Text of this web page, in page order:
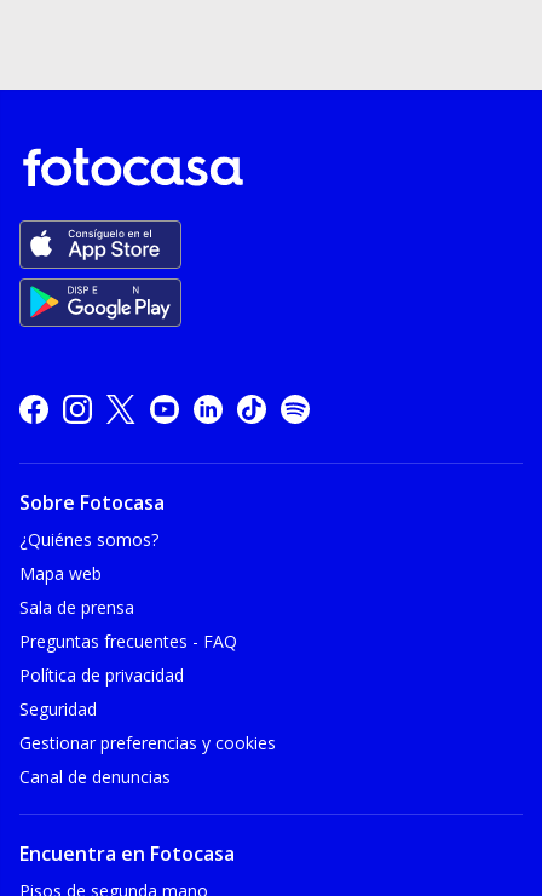
Sobre Fotocasa
¿Quiénes somos?
Mapa web
Sala de prensa
Preguntas frecuentes - FAQ
Política de privacidad
Seguridad
Gestionar preferencias y cookies
Canal de denuncias
Encuentra en Fotocasa
Pisos de segunda mano